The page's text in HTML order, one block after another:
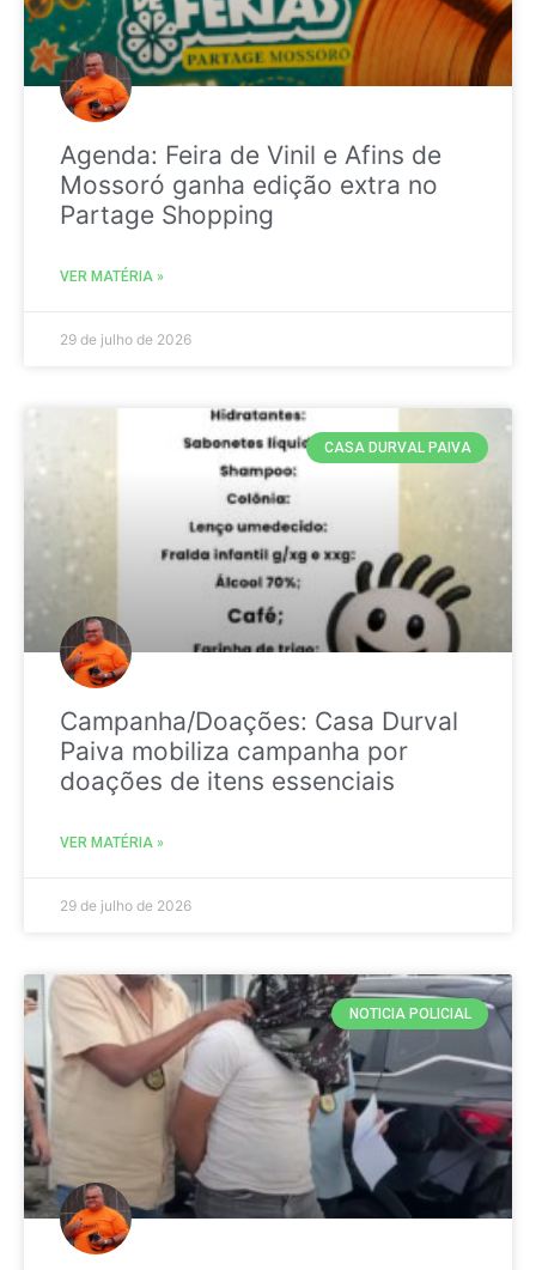
Agenda: Feira de Vinil e Afins de
Mossoró ganha edição extra no
Partage Shopping
VER MATÉRIA »
29 de julho de 2026
CASA DURVAL PAIVA
Campanha/Doações: Casa Durval
Paiva mobiliza campanha por
doações de itens essenciais
VER MATÉRIA »
29 de julho de 2026
NOTICIA POLICIAL